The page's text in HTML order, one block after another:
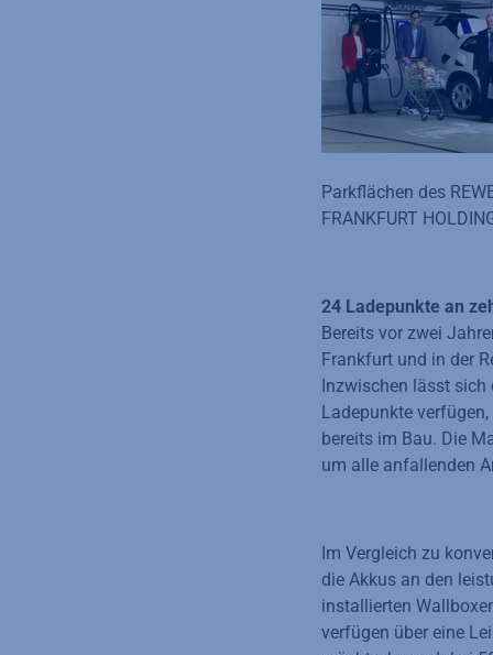
Parkflächen des
FRANKFURT
24 Ladepunkte an
Bereits vor zwei
Frankfurt und in der
Inzwischen lässt sich
Ladepunkte
bereits im Bau. Die
um alle anfallenden
Im Vergleich zu
die Akkus an den
installierten
verfügen über eine